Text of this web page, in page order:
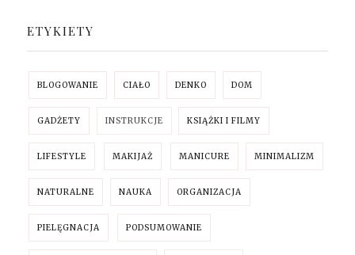
ETYKIETY
BLOGOWANIE CIAŁO DENKO DOM
GADŻETY INSTRUKCJE KSIĄŻKI I FILMY
LIFESTYLE MAKIJAŻ MANICURE MINIMALIZM
NATURALNE NAUKA ORGANIZACJA
PIELĘGNACJA PODSUMOWANIE